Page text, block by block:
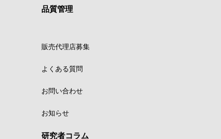
品質管理
販売代理店募集
よくある質問
お問い合わせ
お知らせ
研究者コラム